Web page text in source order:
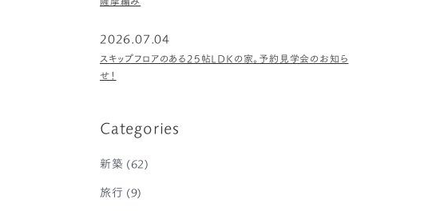
2026.07.04
スキップフロアのある25帖LDKの家。予約見学会のお知ら
せ！
Categories
新築 (62)
旅行 (9)